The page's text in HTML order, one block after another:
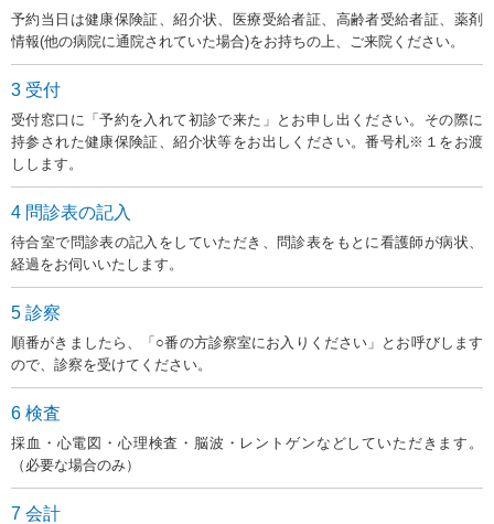
予約当日は健康保険証、紹介状、医療受給者証、高齢者受給者証、薬剤
情報(他の病院に通院されていた場合)をお持ちの上、ご来院ください。
3 受付
受付窓口に「予約を入れて初診で来た」とお申し出ください。 その際に
持参された健康保険証、紹介状等をお出しください。番号札※１をお渡
しします。
4 問診表の記入
待合室で問診表の記入をしていただき、問診表をもとに看護師が病状、
経過をお伺いいたします。
5 診察
順番がきましたら、「○番の方診察室にお入りください」とお呼びします
ので、診察を受けてください。
6 検査
採血・心電図・心理検査・脳波・レントゲンなどしていただきます。
（必要な場合のみ）
7 会計